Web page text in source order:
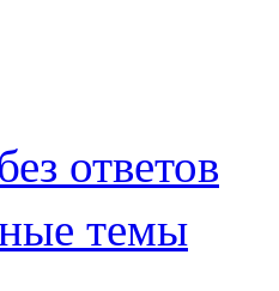
ответов
темы